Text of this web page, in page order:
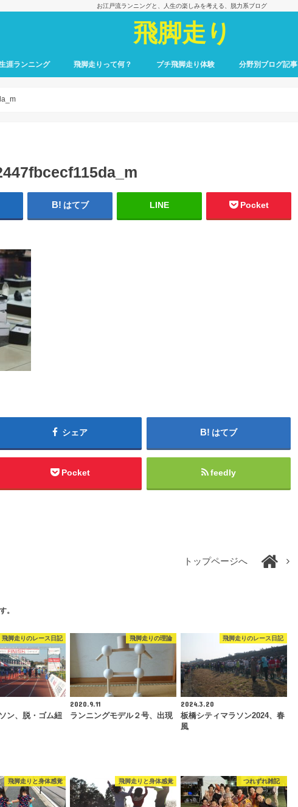
お江戸流ランニングと、人生の楽しみを考える、脱力系ブログ
飛脚走り
涯ランニング 飛脚走りって何？ プチ飛脚走り体験 分野別ブログ記事
はてブ LINE Pocket
シェア はてブ
Pocket feedly
トップページへ
。
飛脚走りのレース日記
ン、脱・ゴム紐
飛脚走りの理論
2020.9.11
ランニングモデル２号、出現
飛脚走りのレース日記
2024.3.20
板橋シティマラソン2024、春
風
飛脚走りと身体感覚 飛脚走りと身体感覚 つれずれ雑記